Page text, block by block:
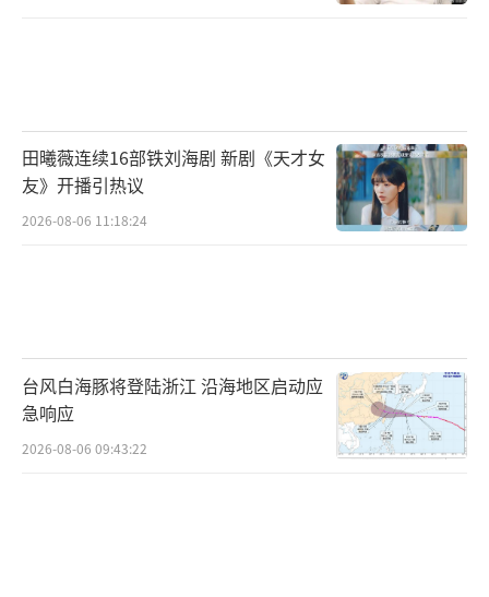
田曦薇连续16部铁刘海剧 新剧《天才女
友》开播引热议
2026-08-06 11:18:24
台风白海豚将登陆浙江 沿海地区启动应
急响应
2026-08-06 09:43:22